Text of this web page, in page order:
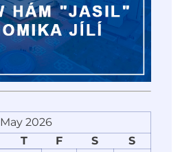
May 2026
T F S
S